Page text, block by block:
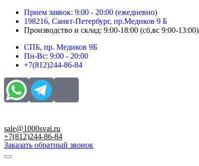
Перейти
содержимому
Прием заявок: 9:00 - 20:00 (ежедневно)
198216, Санкт-Петербург, пр.Медиков 9 Б
Производство и склад: 9:00-18:00 (сб,вс 9:00-13:00)
СПБ, пр. Медиков 9Б
Пн-Вс: 9:00 - 20:00
+7(812)244-86-84
sale@1000svai.ru
+7(812)244-86-84
Заказать обратный звонок